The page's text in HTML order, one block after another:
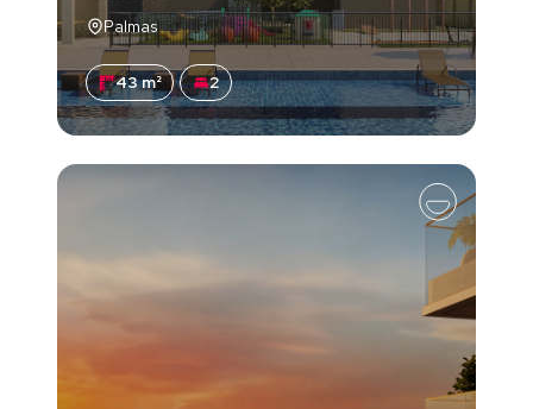
Palmas
43 m² 2